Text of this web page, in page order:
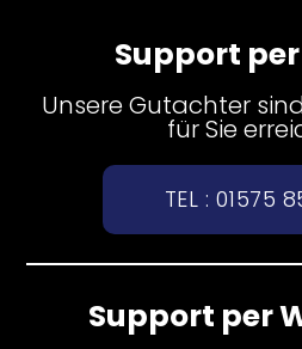
Support
Unsere Gutachter
für Sie
TEL : 01575
Support per